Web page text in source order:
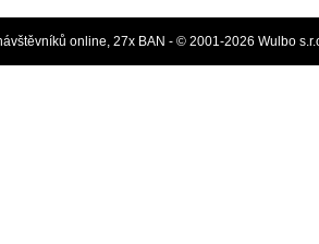
online, 27x BAN - © 2001-2026 Wulbo